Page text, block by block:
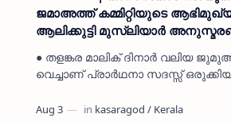
ജമാഅത്ത് കമ്മിറ്റിയുടെ
ആലിക്കുട്ടി മുസ്ലിയാർ
● തളങ്കര മാലിക് ദിനാർ വലിയ
വെച്ചാണ് പ്രാർഥനാ സദസ്സ്
നൽകി കാസ…